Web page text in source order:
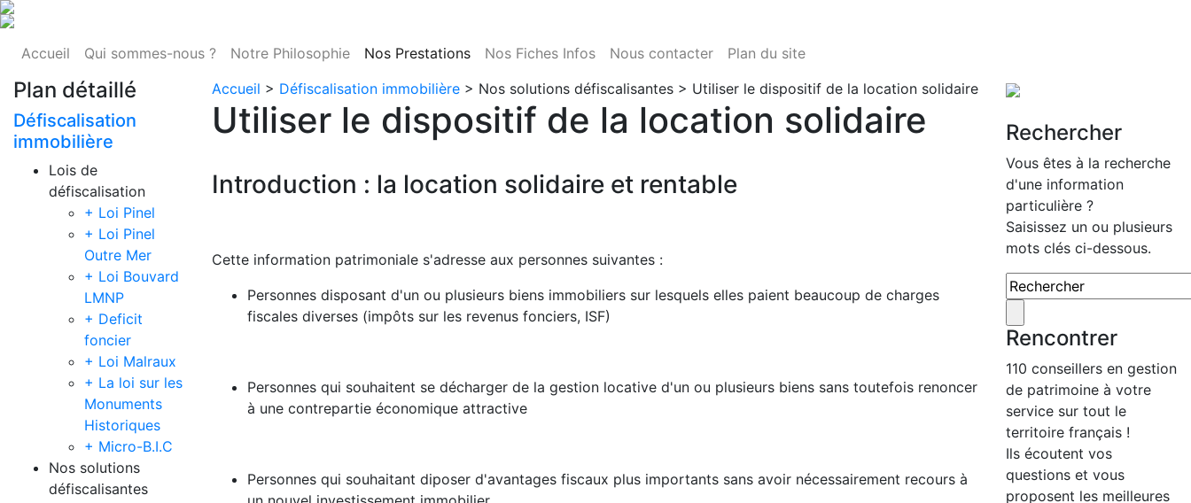
Accueil Qui sommes-nous ? Notre Philosophie Nos Prestations Nos Fiches Infos Nous contacter Plan du site
Plan détaillé
Défiscalisation
immobilière
Lois de
défiscalisation
+ Loi Pinel
+ Loi Pinel
Outre Mer
+ Loi Bouvard
LMNP
+ Deficit
foncier
+ Loi Malraux
+ La loi sur les
Monuments
Historiques
+ Micro-B.I.C
Nos solutions
défiscalisantes
Accueil > Défiscalisation immobilière > Nos solutions défiscalisantes > Utiliser le dispositif de la location solidaire
Utiliser le dispositif de la location solidaire
Introduction : la location solidaire et rentable
Cette information patrimoniale s'adresse aux personnes suivantes :
Personnes disposant d'un ou plusieurs biens immobiliers sur lesquels elles paient beaucoup de charges
fiscales diverses (impôts sur les revenus fonciers, ISF)
Personnes qui souhaitent se décharger de la gestion locative d'un ou plusieurs biens sans toutefois renoncer
à une contrepartie économique attractive
Personnes qui souhaitant diposer d'avantages fiscaux plus importants sans avoir nécessairement recours à
Rechercher
Vous êtes à la recherche
d'une information
particulière ?
Saisissez un ou plusieurs
mots clés ci-dessous.
Rencontrer
110 conseillers en gestion
de patrimoine à votre
service sur tout le
territoire français !
Ils écoutent vos
questions et vous
proposent les meilleures